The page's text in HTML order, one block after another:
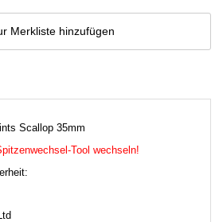
Merkliste hinzufügen
Scallop 35mm
Tool wechseln!